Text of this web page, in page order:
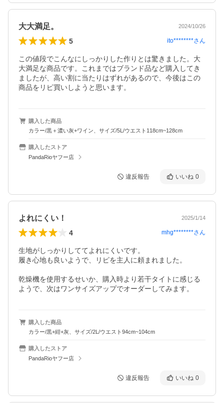
大大満足。 2024/10/26
5 ito********さん
この値段でこんなにしっかりした作りとは驚きました。大
大満足な商品です。これまではブランド品など購入してき
ましたが、高い割に当たりはずれがあるので、今後はこの
商品をリピ買いしようと思います。
購入した商品
カラー/黒＋濃い灰+ワイン、サイズ/5L/ウエスト118cm~128cm
購入したストア
PandaRioヤフー店
違反報告 いいね 0
よれにくい！ 2025/1/14
4 mhg********さん
生地がしっかりしててよれにくいです。
履き心地も良いようで、リピを主人に頼まれました。
乾燥機を使用するせいか、購入時より若干タイトに感じる
ようで、次はワンサイズアップでオーダーしてみます。
購入した商品
カラー/黒+紺+灰、サイズ/2L/ウエスト94cm~104cm
購入したストア
PandaRioヤフー店
違反報告 いいね 0